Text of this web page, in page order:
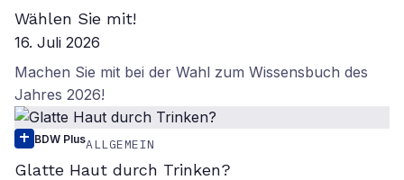
Wählen Sie mit!
16. Juli 2026
Machen Sie mit bei der Wahl zum Wissensbuch des
Jahres 2026!
BDW PlusALLGEMEIN
Glatte Haut durch Trinken?